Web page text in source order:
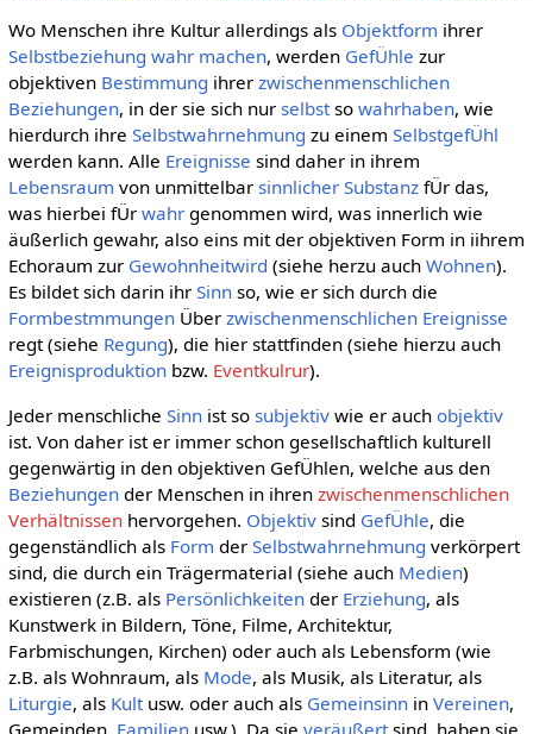
Wo Menschen ihre Kultur allerdings als Objektform ihrer
Selbstbeziehung wahr machen, werden GefÜhle zur
objektiven Bestimmung ihrer zwischenmenschlichen
Beziehungen, in der sie sich nur selbstso wahrhaben, wie
hierdurch ihre Selbstwahrnehmung zu einem SelbstgefÜhl
werden kann. Alle Ereignisse sind daher in ihrem
Lebensraum von unmittelbar sinnlicher SubstanzfÜr das,
was hierbei fÜr wahrgenommen wird, was innerlich wie
äußerlich gewahr, also eins mit der objektiven Form in iihrem
Echoraum zur Gewohnheitwird (siehe herzu auch Wohnen).
Es bildet sich darin ihr Sinnso, wie er sich durch die
FormbestmmungenÜber zwischenmenschlichen Ereignisse
regt (siehe Regung), die hier stattfinden (siehe hierzu auch
Ereignisproduktionbzw. Eventkulrur).
Jeder menschliche Sinnist so subjektivwie er auch objektiv
ist. Von daher ist er immer schon gesellschaftlich kulturell
gegenwärtig in den objektiven GefÜhlen, welche aus den
Beziehungender Menschen in ihren zwischenmenschlichen
Verhältnissenhervorgehen. Objektivsind GefÜhle, die
gegenständlich als Form der Selbstwahrnehmung verkörpert
sind, die durch ein Trägermaterial (siehe auch Medien)
existieren (z.B. als Persönlichkeitender Erziehung, als
Kunstwerk in Bildern, Töne, Filme, Architektur,
Farbmischungen, Kirchen) oder auch als Lebensform (wie
z.B. als Wohnraum, als Mode, als Musik, als Literatur, als
Liturgie, als Kultusw. oder auch als Gemeinsinnin Vereinen,
Gemeinden, Familienusw.). Da sie veräußertsind, haben sie